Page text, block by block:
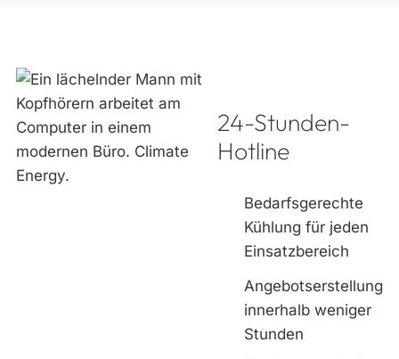
24-Stunden-
Hotline
Bedarfsgerechte
Kühlung für jeden
Einsatzbereich
Angebotserstellung
innerhalb weniger
Stunden